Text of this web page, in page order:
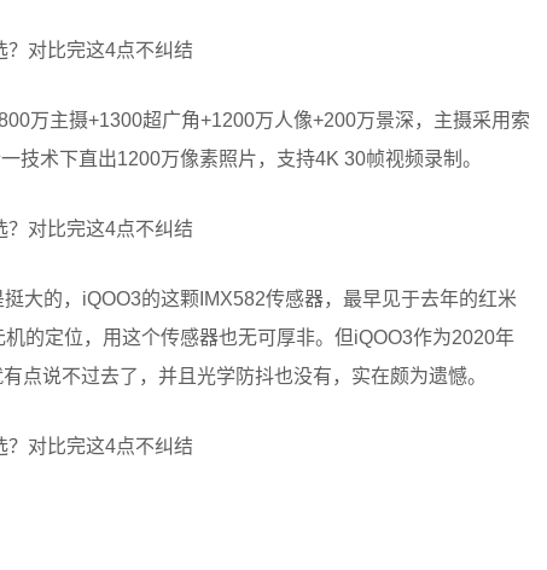
万主摄+1300超广角+1200万人像+200万景深，主摄采用索
技术下直出1200万像素照片，支持4K 30帧视频录制。
大的，iQOO3的这颗IMX582传感器，最早见于去年的红米
的定位，用这个传感器也无可厚非。但iQOO3作为2020年
点说不过去了，并且光学防抖也没有，实在颇为遗憾。